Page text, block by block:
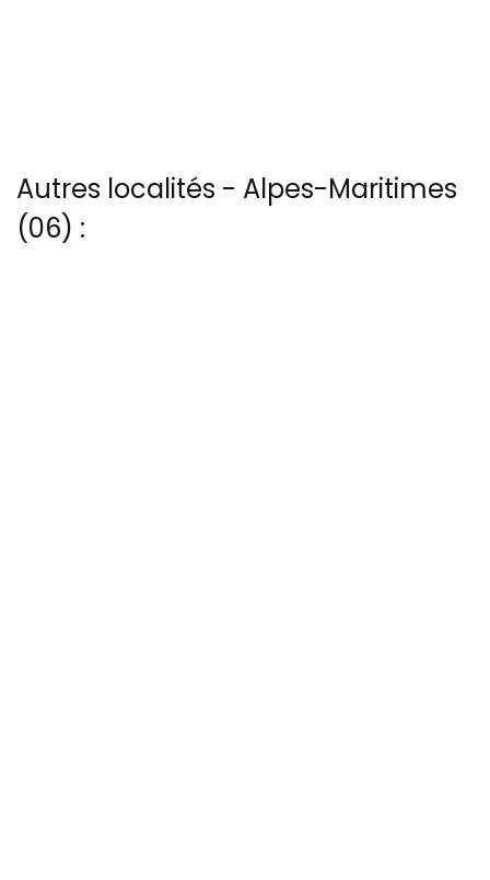
Autres localités - Alpes-Maritimes
(06) :